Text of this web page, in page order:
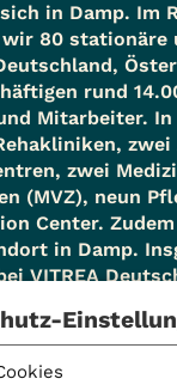
in Damp. Im
80 stationäre
rund
Mitarbeiter. In
zwei
(MVZ), neun
Center.
in Damp.
VITREA